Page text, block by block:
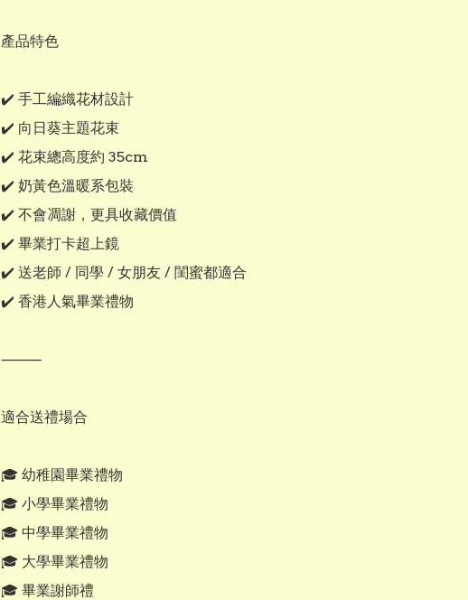
產品特色
✔️ 手工編織花材設計
✔️ 向日葵主題花束
✔️ 花束總高度約 35cm
✔️ 奶黃色溫暖系包裝
✔️ 不會凋謝，更具收藏價值
✔️ 畢業打卡超上鏡
✔️ 送老師 / 同學 / 女朋友 / 閨蜜都適合
✔️ 香港人氣畢業禮物
⸻
適合送禮場合
🎓 幼稚園畢業禮物
🎓 小學畢業禮物
🎓 中學畢業禮物
🎓 大學畢業禮物
🎓 畢業謝師禮